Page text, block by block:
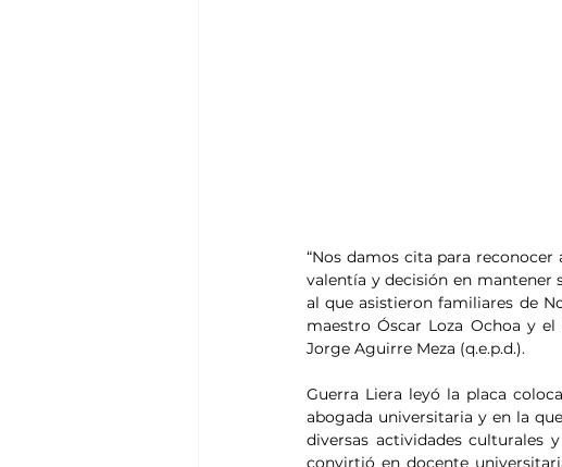
“Nos damos cita para
valentía y decisión en mantener
al que asistieron familiares de
maestro Óscar Loza Ochoa y
Jorge Aguirre Meza (q.e.p.d.).
Guerra Liera leyó la placa
abogada universitaria y en la
diversas actividades culturales
convirtió en docente